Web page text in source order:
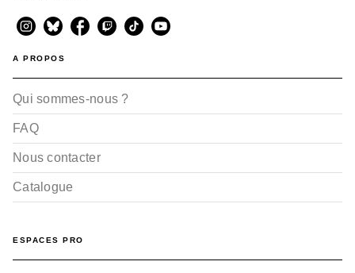
A PROPOS
Qui sommes-nous ?
FAQ
Nous contacter
Catalogue
ESPACES PRO